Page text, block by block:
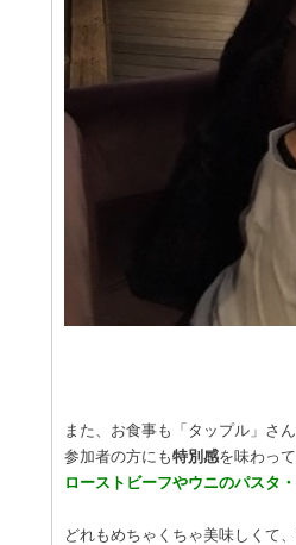
また、お食事も「タップル」さ
参加者の方にも特別感を味わっ
ローストビーフやウニのパスタ
どれもめちゃくちゃ美味しくて